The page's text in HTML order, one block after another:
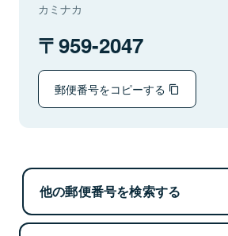
カミナカ
959-2047
郵便番号をコピーする
他の郵便番号を検索する